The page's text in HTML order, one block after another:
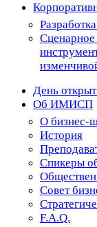
Сценарное
День
Об ИМИСП
О бизнес-
История
Спикеры
Совет
F.A.Q.